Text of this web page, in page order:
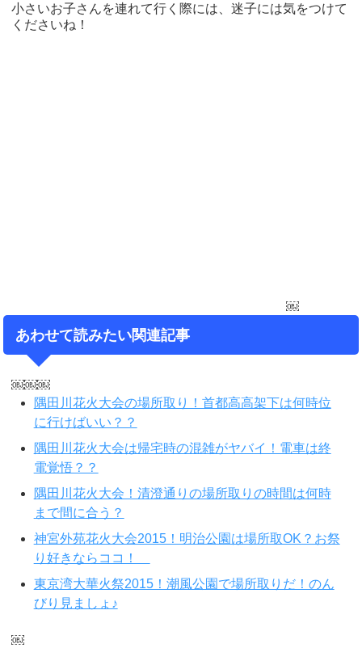
小さいお子さんを連れて行く際には、迷子には気をつけて
くださいね！
￼
あわせて読みたい関連記事
￼￼￼
隅田川花火大会の場所取り！首都高高架下は何時位
に行けばいい？？
隅田川花火大会は帰宅時の混雑がヤバイ！電車は終
電覚悟？？
隅田川花火大会！清澄通りの場所取りの時間は何時
まで間に合う？
神宮外苑花火大会2015！明治公園は場所取OK？お祭
り好きならココ！
東京湾大華火祭2015！潮風公園で場所取りだ！のん
びり見ましょ♪
￼